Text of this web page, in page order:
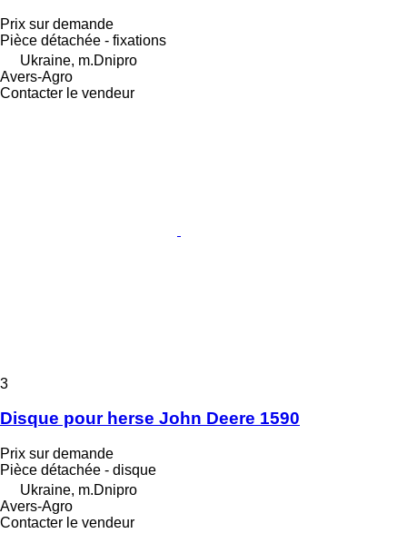
Prix sur demande
Pièce détachée - fixations
Ukraine, m.Dnipro
Avers-Agro
Contacter le vendeur
3
Disque pour herse John Deere 1590
Prix sur demande
Pièce détachée - disque
Ukraine, m.Dnipro
Avers-Agro
Contacter le vendeur